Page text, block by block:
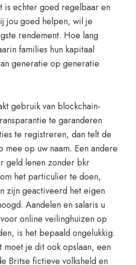
is echter goed regelbaar en
jou goed helpen, wil je
rendement. Hoe lang
families hun kapitaal
generatie op generatie
gebruik van blockchain-
te garanderen
te registreren, dan telt de
mee op uw naam. Een andere
geld lenen zonder bkr
het particulier te doen,
zijn geactiveerd het eigen
Aandelen en salaris u
online veilinghuizen op
is het bepaald ongelukkig.
moet je dit ook opslaan, een
Britse fictieve volksheld en